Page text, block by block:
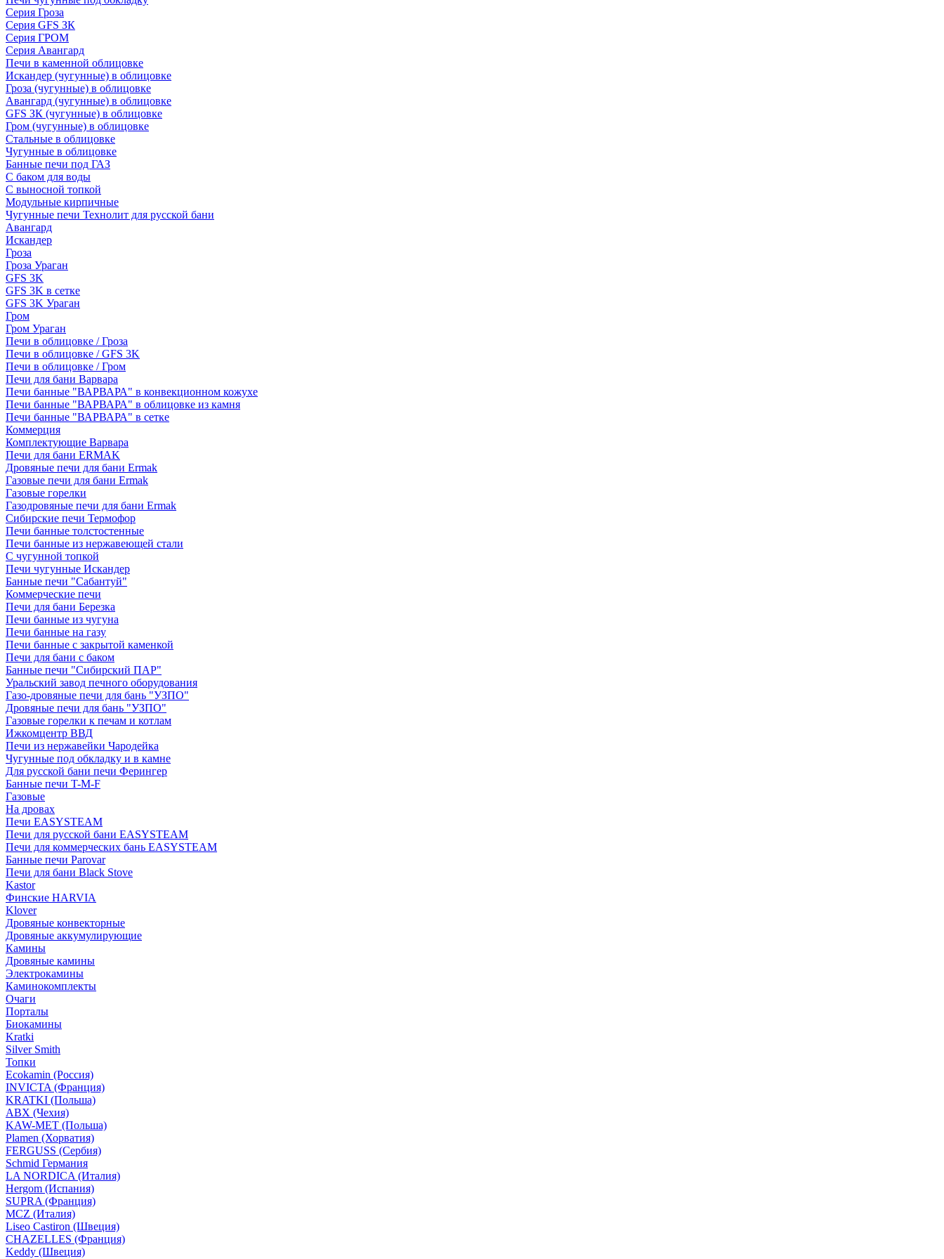
Серия Гроза
Серия GFS ЗК
Серия ГРОМ
Серия Авангард
Печи в каменной облицовке
Искандер (чугунные) в облицовке
Гроза (чугунные) в облицовке
Авангард (чугунные) в облицовке
GFS ЗК (чугунные) в облицовке
Гром (чугунные) в облицовке
Стальные в облицовке
Чугунные в облицовке
Банные печи под ГАЗ
С баком для воды
С выносной топкой
Модульные кирпичные
Чугунные печи Технолит для русской бани
Авангард
Искандер
Гроза
Гроза Ураган
GFS 3K
GFS 3K в сетке
GFS 3K Ураган
Гром
Гром Ураган
Печи в облицовке / Гроза
Печи в облицовке / GFS 3K
Печи в облицовке / Гром
Печи для бани Варвара
Печи банные "ВАРВАРА" в конвекционном кожухе
Печи банные "ВАРВАРА" в облицовке из камня
Печи банные "ВАРВАРА" в сетке
Коммерция
Комплектующие Варвара
Печи для бани ERMAK
Дровяные печи для бани Ermak
Газовые печи для бани Ermak
Газовые горелки
Газодровяные печи для бани Ermak
Сибирские печи Термофор
Печи банные толстостенные
Печи банные из нержавеющей стали
С чугунной топкой
Печи чугунные Искандер
Банные печи "Сабантуй"
Коммерческие печи
Печи для бани Березка
Печи банные из чугуна
Печи банные на газу
Печи банные с закрытой каменкой
Печи для бани с баком
Банные печи "Сибирский ПАР"
Уральский завод печного оборудования
Газо-дровяные печи для бань "УЗПО"
Дровяные печи для бань "УЗПО"
Газовые горелки к печам и котлам
Ижкомцентр ВВД
Печи из нержавейки Чародейка
Чугунные под обкладку и в камне
Для русской бани печи Ферингер
Банные печи T-M-F
Газовые
На дровах
Печи EASYSTEAM
Печи для русской бани EASYSTEAM
Печи для коммерческих бань EASYSTEAM
Банные печи Parovar
Печи для бани Black Stove
Kastor
Финские HARVIA
Klover
Дровяные конвекторные
Дровяные аккумулирующие
Камины
Дровяные камины
Электрокамины
Каминокомплекты
Очаги
Порталы
Биокамины
Kratki
Silver Smith
Топки
Ecokamin (Россия)
INVICTA (Франция)
KRATKI (Польша)
ABX (Чехия)
KAW-MET (Польша)
Plamen (Хорватия)
FERGUSS (Сербия)
Schmid Германия
LA NORDICA (Италия)
Hergom (Испания)
SUPRA (Франция)
MCZ (Италия)
Liseo Castiron (Швеция)
CHAZELLES (Франция)
Keddy (Швеция)